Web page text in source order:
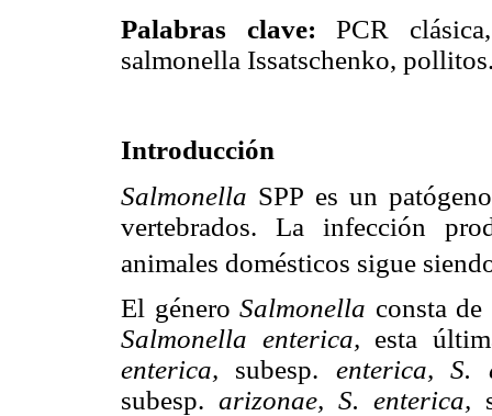
Palabras clave: PCR
salmonella Issatschenko,
Introducción
Salmonella SPP es un
vertebrados. La infección
animales domésticos sigue
El género Salmonella consta
Salmonella enterica, esta
enterica, subesp. enterica, S.
subesp. arizonae, S. enterica,